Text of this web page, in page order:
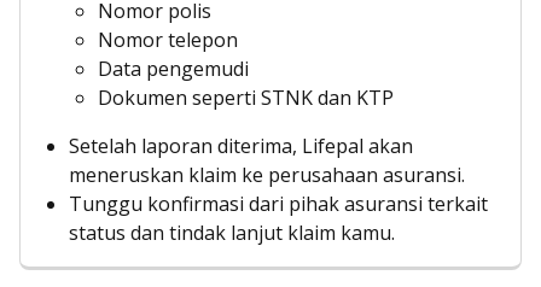
Nomor polis
Nomor telepon
Data pengemudi
Dokumen seperti STNK dan KTP
Setelah laporan diterima, Lifepal akan
meneruskan klaim ke perusahaan asuransi.
Tunggu konfirmasi dari pihak asuransi terkait
status dan tindak lanjut klaim kamu.